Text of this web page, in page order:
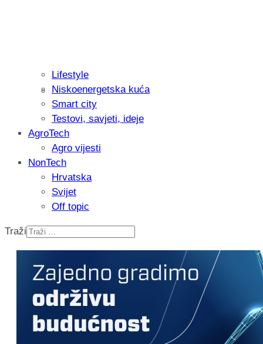
Isprobali smo: Thermostar
Recenzija: Einhell Professional CP-
nikada prije
Lifestyle
Niskoenergetska kuća
Smart city
Testovi, savjeti, ideje
AgroTech
Agro vijesti
NonTech
Hrvatska
Svijet
Off topic
Traži